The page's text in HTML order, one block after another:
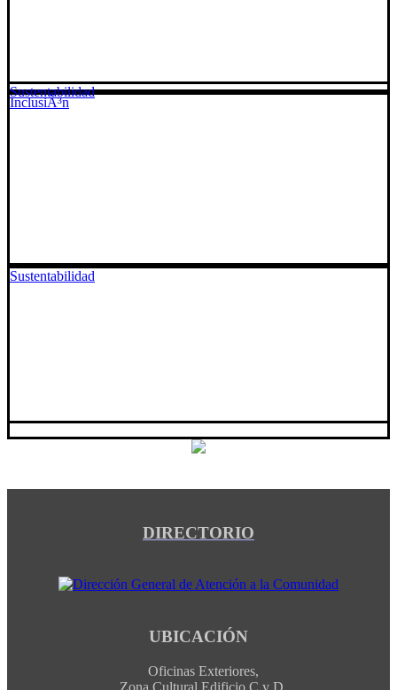
InclusiÃ³n
Sustentabilidad
Sustentabilidad
DIRECTORIO
UBICACIÓN
Oficinas Exteriores,
Zona Cultural Edificio C y D,